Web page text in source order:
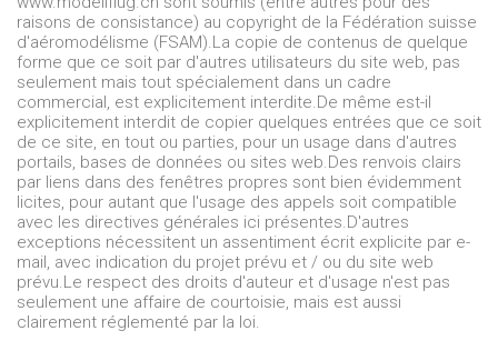
raisons de consistance) au copyright de la Fédération suisse
d'aéromodélisme (FSAM).La copie de contenus de quelque
forme que ce soit par d'autres utilisateurs du site web, pas
seulement mais tout spécialement dans un cadre
commercial, est explicitement interdite.De même est-il
explicitement interdit de copier quelques entrées que ce soit
de ce site, en tout ou parties, pour un usage dans d'autres
portails, bases de données ou sites web.Des renvois clairs
par liens dans des fenêtres propres sont bien évidemment
licites, pour autant que l'usage des appels soit compatible
avec les directives générales ici présentes.D'autres
exceptions nécessitent un assentiment écrit explicite par e-
mail, avec indication du projet prévu et / ou du site web
prévu.Le respect des droits d'auteur et d'usage n'est pas
seulement une affaire de courtoisie, mais est aussi
clairement réglementé par la loi.